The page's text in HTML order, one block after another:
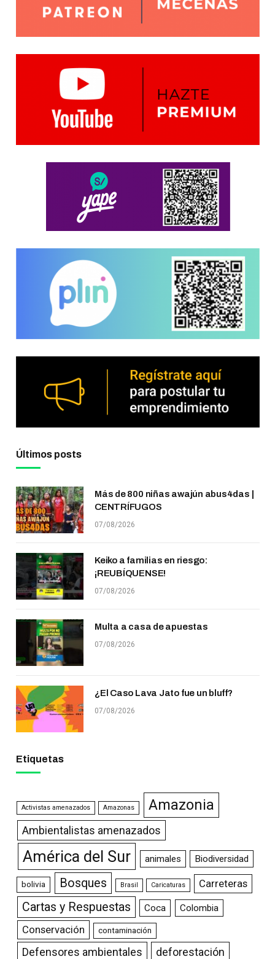
Últimos posts
Más de 800 niñas awajún abus4das |
CENTRÍFUGOS
07/08/2026
Keiko a familias en riesgo:
¡REUBÍQUENSE!
07/08/2026
Multa a casa de apuestas
07/08/2026
¿El Caso Lava Jato fue un bluff?
07/08/2026
Etiquetas
Activistas amenazados Amazonas Amazonia
Ambientalistas amenazados
América del Sur animales Biodiversidad
bolivia Bosques Brasil Caricaturas Carreteras
Cartas y Respuestas Coca Colombia
Conservación contaminación
Defensores ambientales deforestación